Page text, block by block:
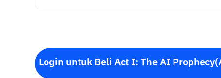
Login untuk Beli Act I: The AI